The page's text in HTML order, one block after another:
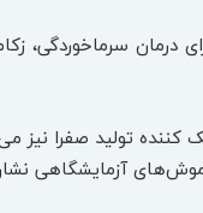
درمان
کننده تولید صفرا نیز
موش‌های آزمایشگاهی